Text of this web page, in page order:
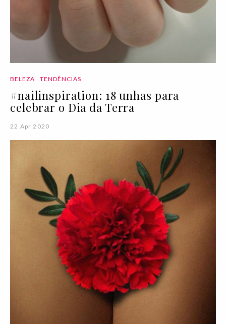
BELEZA TENDÊNCIAS
#nailinspiration: 18 unhas para
celebrar o Dia da Terra
22 Apr 2020